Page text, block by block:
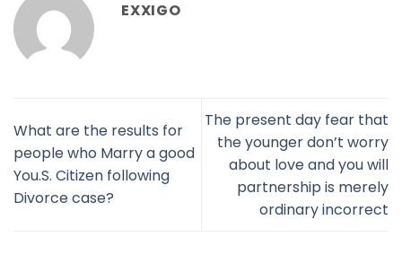
EXXIGO
What are the results for
people who Marry a good
You.S. Citizen following
Divorce case?
The present day fear that
the younger don’t worry
about love and you will
partnership is merely
ordinary incorrect